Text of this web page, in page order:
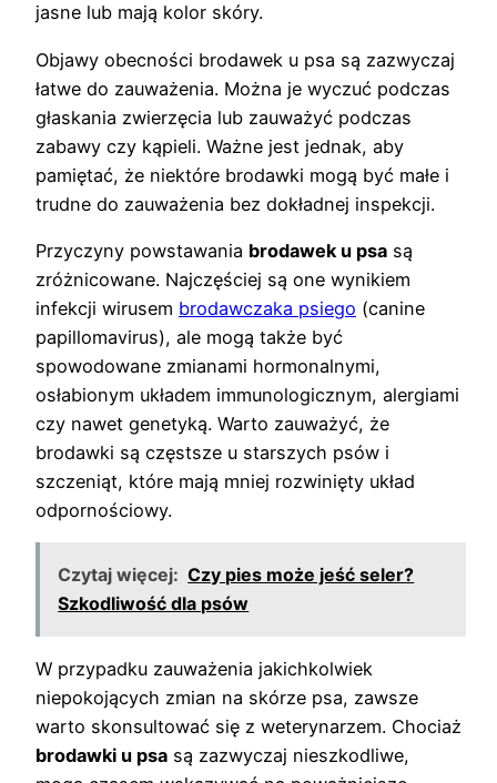
jasne lub mają kolor skóry.
Objawy obecności brodawek u psa są zazwyczaj
łatwe do zauważenia. Można je wyczuć podczas
głaskania zwierzęcia lub zauważyć podczas
zabawy czy kąpieli. Ważne jest jednak, aby
pamiętać, że niektóre brodawki mogą być małe i
trudne do zauważenia bez dokładnej inspekcji.
Przyczyny powstawania brodawek u psa są
zróżnicowane. Najczęściej są one wynikiem
infekcji wirusem brodawczaka psiego (canine
papillomavirus), ale mogą także być
spowodowane zmianami hormonalnymi,
osłabionym układem immunologicznym, alergiami
czy nawet genetyką. Warto zauważyć, że
brodawki są częstsze u starszych psów i
szczeniąt, które mają mniej rozwinięty układ
odpornościowy.
Czytaj więcej: Czy pies może jeść seler?
Szkodliwość dla psów
W przypadku zauważenia jakichkolwiek
niepokojących zmian na skórze psa, zawsze
warto skonsultować się z weterynarzem. Chociaż
brodawki u psa są zazwyczaj nieszkodliwe,